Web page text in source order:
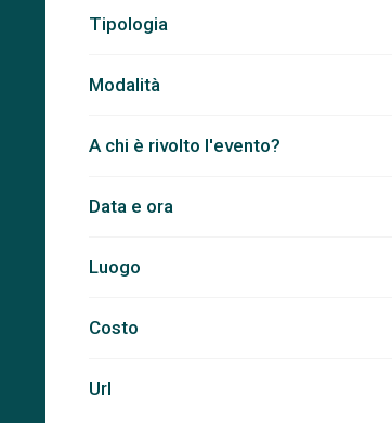
Tipologia
Modalità
A chi è rivolto l'evento?
Data e ora
Luogo
Costo
Url